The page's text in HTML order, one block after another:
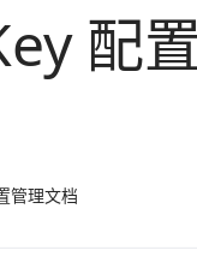
配
管理文档